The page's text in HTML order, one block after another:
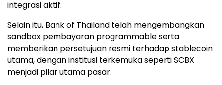
integrasi aktif.
Selain itu, Bank of Thailand telah mengembangkan
sandbox pembayaran programmable serta
memberikan persetujuan resmi terhadap stablecoin
utama, dengan institusi terkemuka seperti SCBX
menjadi pilar utama pasar.